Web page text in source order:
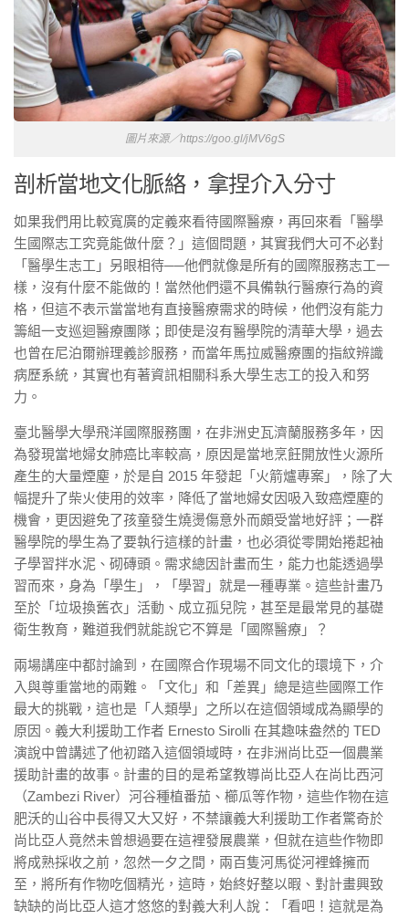
圖片來源／https://goo.gl/jMV6gS
剖析當地文化脈絡，拿捏介入分寸
如果我們用比較寬廣的定義來看待國際醫療，再回來看「醫學
生國際志工究竟能做什麼？」這個問題，其實我們大可不必對
「醫學生志工」另眼相待──他們就像是所有的國際服務志工一
樣，沒有什麼不能做的！當然他們還不具備執行醫療行為的資
格，但這不表示當當地有直接醫療需求的時候，他們沒有能力
籌組一支巡迴醫療團隊；即使是沒有醫學院的清華大學，過去
也曾在尼泊爾辦理義診服務，而當年馬拉威醫療團的指紋辨識
病歷系統，其實也有著資訊相關科系大學生志工的投入和努
力。
臺北醫學大學飛洋國際服務團，在非洲史瓦濟蘭服務多年，因
為發現當地婦女肺癌比率較高，原因是當地烹飪開放性火源所
產生的大量煙塵，於是自 2015 年發起「火箭爐專案」，除了大
幅提升了柴火使用的效率，降低了當地婦女因吸入致癌煙塵的
機會，更因避免了孩童發生燒燙傷意外而頗受當地好評；一群
醫學院的學生為了要執行這樣的計畫，也必須從零開始捲起袖
子學習拌水泥、砌磚頭。需求總因計畫而生，能力也能透過學
習而來，身為「學生」，「學習」就是一種專業。這些計畫乃
至於「垃圾換舊衣」活動、成立孤兒院，甚至是最常見的基礎
衛生教育，難道我們就能說它不算是「國際醫療」？
兩場講座中都討論到，在國際合作現場不同文化的環境下，介
入與尊重當地的兩難。「文化」和「差異」總是這些國際工作
最大的挑戰，這也是「人類學」之所以在這個領域成為顯學的
原因。義大利援助工作者 Ernesto Sirolli 在其趣味盎然的 TED
演說中曾講述了他初踏入這個領域時，在非洲尚比亞一個農業
援助計畫的故事。計畫的目的是希望教導尚比亞人在尚比西河
（Zambezi River）河谷種植番茄、櫛瓜等作物，這些作物在這
肥沃的山谷中長得又大又好，不禁讓義大利援助工作者驚奇於
尚比亞人竟然未曾想過要在這裡發展農業，但就在這些作物即
將成熟採收之前，忽然一夕之間，兩百隻河馬從河裡蜂擁而
至，將所有作物吃個精光，這時，始終好整以暇、對計畫興致
缺缺的尚比亞人這才悠悠的對義大利人說：「看吧！這就是為